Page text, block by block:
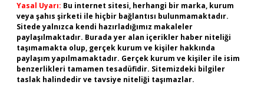
Yasal Uyarı: Bu internet sitesi, herhangi bir marka, kurum
veya şahıs şirketi ile hiçbir bağlantısı bulunmamaktadır.
Sitede yalnızca kendi hazırladığımız makaleler
paylaşılmaktadır. Burada yer alan içerikler haber niteliği
taşımamakta olup, gerçek kurum ve kişiler hakkında
paylaşım yapılmamaktadır. Gerçek kurum ve kişiler ile isim
benzerlikleri tamamen tesadüfidir. Sitemizdeki bilgiler
taslak halindedir ve tavsiye niteliği taşımazlar.